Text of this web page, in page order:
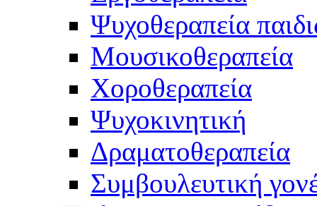
Ψυχοθεραπεία
Μουσικοθεραπεία
Χοροθεραπεία
Ψυχοκινητική
Δραματοθεραπεία
Συμβουλευτική